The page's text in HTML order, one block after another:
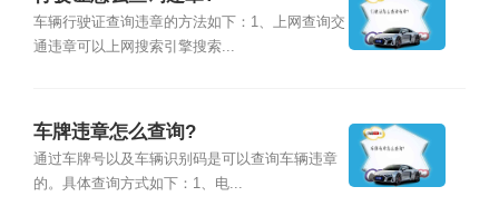
车辆行驶证查询违章的方法如下：1、上网查询交
通违章可以上网搜索引擎搜索...
车牌违章怎么查询?
通过车牌号以及车辆识别码是可以查询车辆违章
的。具体查询方式如下：1、电...